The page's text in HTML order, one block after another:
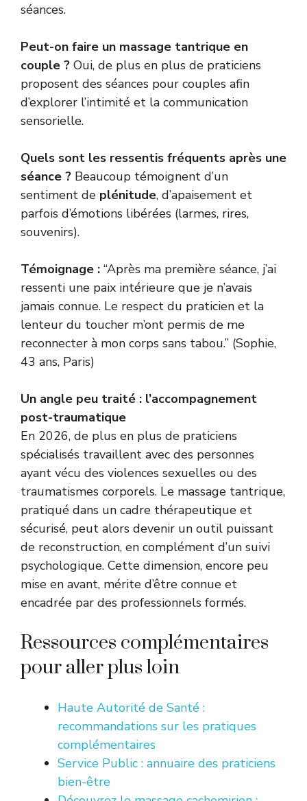
séances.
Peut-on faire un massage tantrique en
couple ? Oui, de plus en plus de praticiens
proposent des séances pour couples afin
d’explorer l’intimité et la communication
sensorielle.
Quels sont les ressentis fréquents après une
séance ? Beaucoup témoignent d’un
sentiment de plénitude, d’apaisement et
parfois d’émotions libérées (larmes, rires,
souvenirs).
Témoignage : “Après ma première séance, j’ai
ressenti une paix intérieure que je n’avais
jamais connue. Le respect du praticien et la
lenteur du toucher m’ont permis de me
reconnecter à mon corps sans tabou.” (Sophie,
43 ans, Paris)
Un angle peu traité : l’accompagnement
post-traumatique
En 2026, de plus en plus de praticiens
spécialisés travaillent avec des personnes
ayant vécu des violences sexuelles ou des
traumatismes corporels. Le massage tantrique,
pratiqué dans un cadre thérapeutique et
sécurisé, peut alors devenir un outil puissant
de reconstruction, en complément d’un suivi
psychologique. Cette dimension, encore peu
mise en avant, mérite d’être connue et
encadrée par des professionnels formés.
Ressources complémentaires
pour aller plus loin
Haute Autorité de Santé :
recommandations sur les pratiques
complémentaires
Service Public : annuaire des praticiens
bien-être